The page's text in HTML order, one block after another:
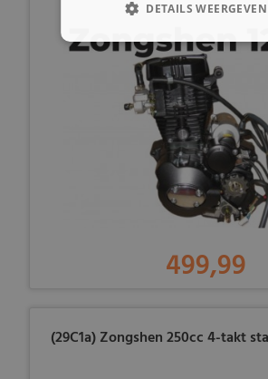
499,99
(29C1a) Zongshen 250cc 4-takt
DETAILS WEERGEVEN